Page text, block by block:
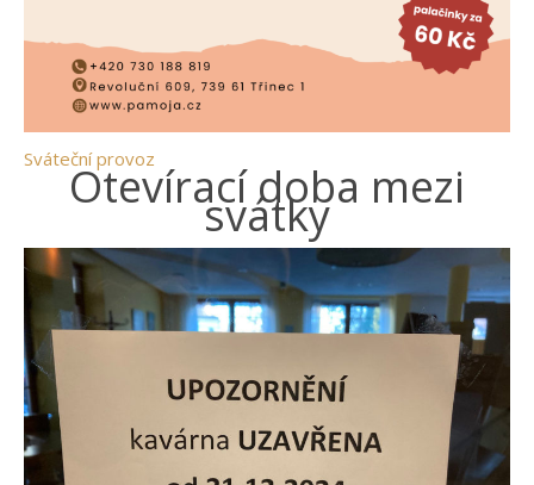
Sváteční provoz
Otevírací doba mezi
svátky